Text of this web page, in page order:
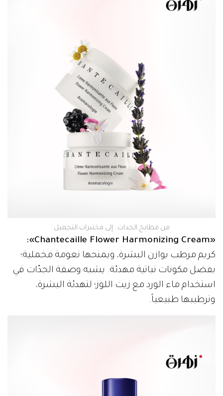
من مطابخ الجدات.. إلى مختبرات التجميل
«Chantecaille Flower Harmonizing Cream»:
كريم مرطب يوازن البشرة، ويمنحها نعومة مخملية؛
بفضل مكونات نباتية مهدئة. يشبه وصفة الجدّات في
استخدام ماء الورد مع زيت اللوز؛ لتهدئة البشرة،
وترطيبها طبيعياً.